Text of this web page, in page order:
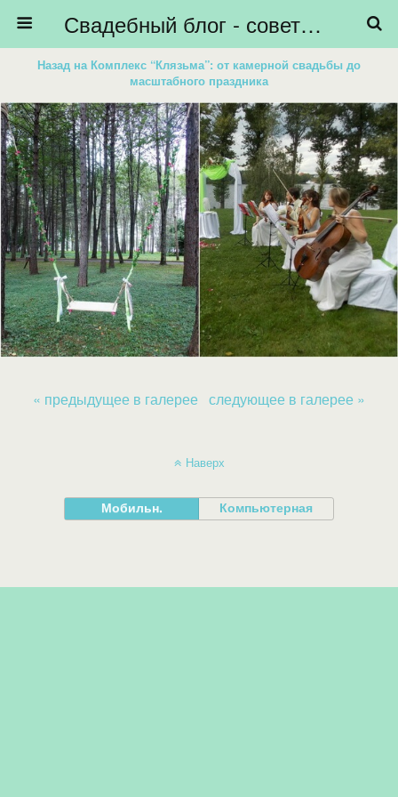
Свадебный блог - советы невестам, подготовка к свадьбе - HiBride
Назад на Комплекс “Клязьма”: от камерной свадьбы до
масштабного праздника
« предыдущее в галерее следующее в галерее »
Наверх
Мобильн. Компьютерная